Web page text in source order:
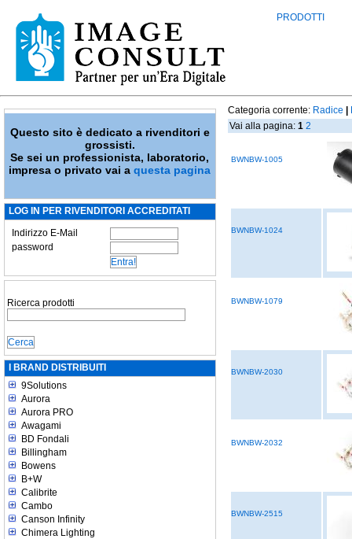
PRODOTTI
Questo sito è dedicato a rivenditori e
grossisti.
Se sei un professionista, laboratorio,
impresa o privato vai aquesta pagina
LOG IN PER RIVENDITORI ACCREDITATI
Indirizzo E-Mail
password
Ricerca prodotti
I BRAND DISTRIBUITI
9Solutions
Aurora
Aurora PRO
Awagami
BD Fondali
Billingham
Bowens
B+W
Calibrite
Cambo
Canson Infinity
Chimera Lighting
Categoria corrente: Radice
Vai alla pagina: 1 2
BWNBW-1005
BWNBW-1024
BWNBW-1079
BWNBW-2030
BWNBW-2032
BWNBW-2515